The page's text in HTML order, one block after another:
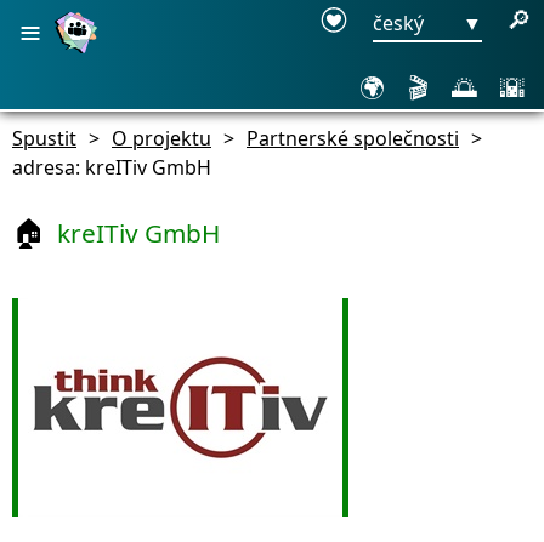
≡ český ▼ 🔎
🌍 🎬 🌅 🌇
Spustit > O projektu > Partnerské společnosti >
adresa: kreITiv GmbH
🏠 kreITiv GmbH